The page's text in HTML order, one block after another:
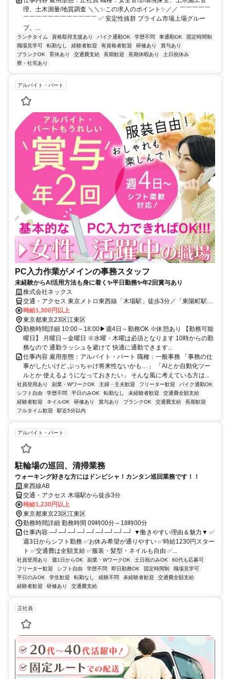
理、土木測量/地質調査 ＼＼✨この求人のポイント✨／／ ￣￣￣￣￣
￣￣￣￣￣￣￣￣￣￣￣￣ ✅ 安定性抜群 プライム市場上場グルー
プ。...
ランチタイム 資格取得支援あり バイク通勤OK 学歴不問 車通勤OK
固定時間制
職場見学可
転勤なし 経験者歓迎 有資格者歓迎 研修あり
賞与あり
ブランクOK
育休あり 交通費支給 長期歓迎 長期休暇あり
土日祝休み
寮・社宅あり
アルバイト・パート
PC入力作業がメインの事務スタッフ
未経験からAI活用方法も身に着く✨平日勤務✨年2回賞与あり
株式会社ネックス
交通・アクセス 東京メトロ東西線「木場駅」徒歩3分／「東陽町駅」
徒歩12分、中央・総武各駅停車「錦糸町駅」からバス10分
時給1,300円以上
東京都東京23区江東区
勤務時間詳細 10:00～18:00▶週4日～勤務OK ※休憩あり 【勤務可能
曜日】 月曜日～金曜日 ※水曜・木曜は必須となります 10時からの勤
務なので 通勤ラッシュを避けて 快適に通勤できます...
仕事内容 雇用形態：アルバイト・パート 職種：一般事務 「事務の仕
事がしたいけど ぶっちゃけ将来性ないかも…」 「AIとか自動化ツー
ルとか 使えるようになっておきたい」 そんな風に考えている方は...
社員登用あり 副業・WワークOK 主婦・主夫歓迎 フリーター歓迎
バイク通勤OK
シフト自由
学歴不問 平日のみOK 転勤なし 未経験者歓迎
交通費全額支給
経験者歓迎
ネイルOK 研修あり 賞与あり ブランクOK 交通費支給
長期歓迎
フルタイム歓迎
駅近5分以内
アルバイト・パート
駐輪場の巡回、清掃業務
ウォーキング好きな方にはドンピシャ！カンタン巡回業務です！！
東西線AB
交通・アクセス 木場駅から徒歩3分
時給1,230円以上
東京都東京23区江東区
勤務時間詳細 勤務時間 09時00分～18時00分
仕事内容 ─┘─┘─┘─┘─┘─┘─┘─┘─┘ ▼働きやすい理由＆魅力▼ ✅
週3日からシフト勤務 ✅お休み希望が通りやすい ✅時給1230円スター
ト ✅交通費は全額支給 ✅服装・髪型・ネイルも自由 ✅...
社員登用あり 週1日からOK 副業・WワークOK 土日祝のみOK
60代も応募可
フリーター歓迎
シフト自由 学歴不問 即日勤務OK 固定時間制
職場見学可
平日のみOK
学生歓迎 転勤なし 経験不問 未経験者歓迎
交通費全額支給
経験者歓迎
研修あり 交通費支給
正社員